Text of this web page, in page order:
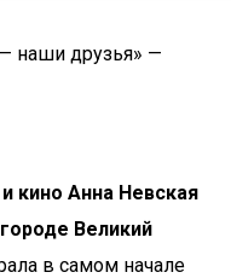
наши друзья» —
кино Анна Невская
Великий
в самом начале